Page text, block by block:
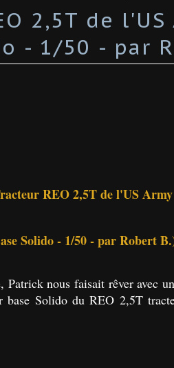
2,5T de l'US
- 1/50 - par
REO 2,5T de l'US Army
Solido - 1/50 - par Robert
Patrick nous faisait rêver avec
base Solido du REO 2,5T